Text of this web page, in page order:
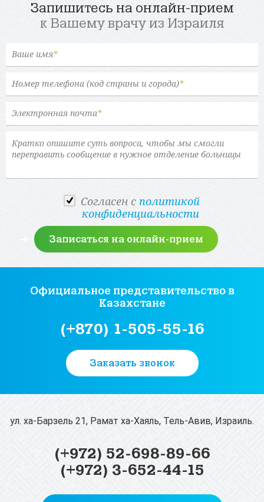
Запишитесь на онлайн-прием
к Вашему врачу из Израиля
Ваше имя*
Номер телефона (код страны и города)*
Электронная почта*
Cогласен с политикой
конфиденциальности
Официальное представительство в
Казахстане
(+870) 1-505-55-16
Заказать звонок
(+972) 52-698-89-66
(+972) 3-652-44-15
ул. ха-Барзель 21, Рамат ха-Хаяль, Тель-Авив, Израиль.